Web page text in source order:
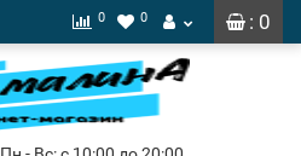
: 0
0 0